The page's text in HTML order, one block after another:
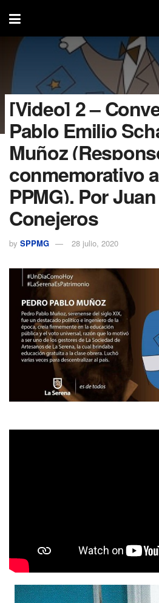
[Video] 2 –
Pablo Emilio
Muñoz
conmemorativo
PPMG). Por
Conejeros
by SPPMG 28 julio, 2020